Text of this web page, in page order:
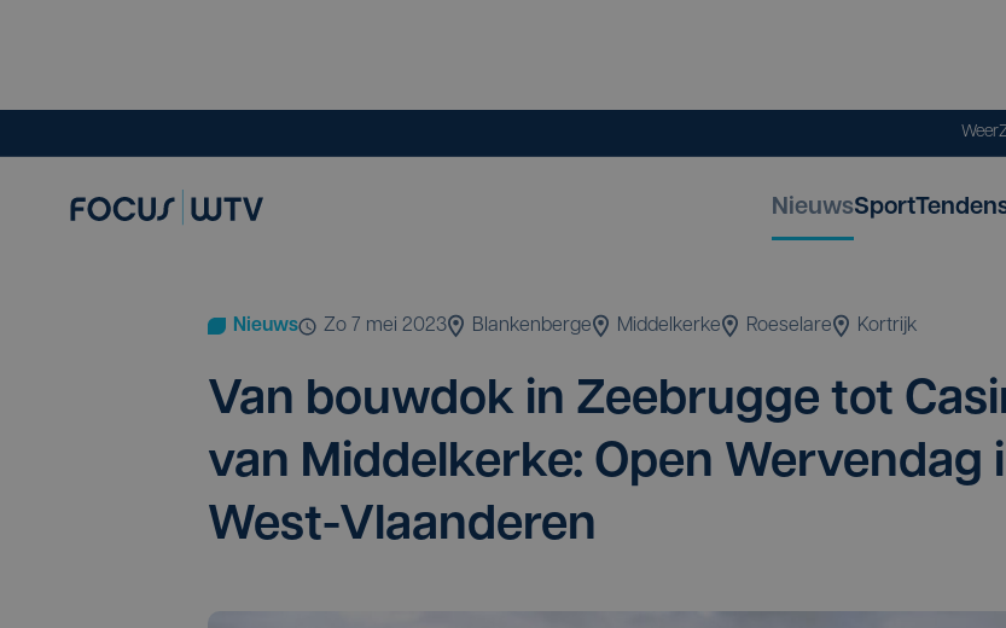
Weer
NieuwsSport
Nieuws zo 7 mei 2023 Blankenberge Middelkerke Roeselare Kortrijk
Van bouw­dok in Zee­brug­ge tot
van Mid­del­ker­ke: Open Wer­ven­dag
West-Vlaanderen